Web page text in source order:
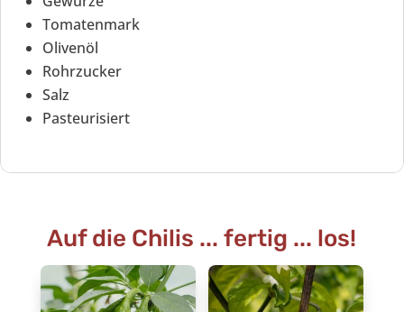
Tomatenmark
Olivenöl
Rohrzucker
Salz
Pasteurisiert
Auf die Chilis ... fertig ... los!